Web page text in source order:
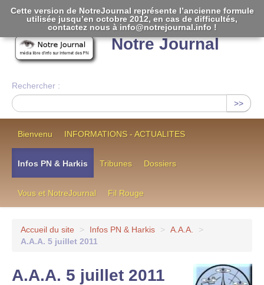
Notre Journal
Rechercher :
>>
Bienvenu INFORMATIONS - ACTUALITES
Infos PN & Harkis Tribunes Dossiers
Vous et NotreJournal Fil Rouge
Accueil du site > Infos PN & Harkis > A.A.A.
>
A.A.A. 5 juillet 2011
A.A.A. 5 juillet 2011
Cette version de NotreJournal représente l’ancienne formule
utilisée jusqu’en octobre 2012, en cas de difficultés,
contactez nous à info@notrejournal.info !